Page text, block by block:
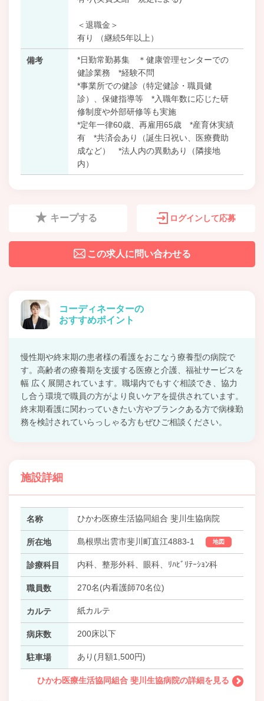
＜退職金＞
有り （継続5年以上）
備考
*日勤常勤募集 ＊健康管理センターでの
健診業務 *経験不問
*事業所での健診（特定健診・職員健
診）、保健指導等 *入職年数に応じた研
修制度や外部研修等も実施
*定年一律60歳、再雇用65歳 *産育休実績
有 *共済会あり（誕生日祝い、医療費助
成など） *法人内の異動あり（隣接地
内）
キープする ログインして応募
この求人に問い合わせる
コーディネーターの
おすすめポイント
慢性期や終末期の患者様の看護をおこなう療養型の病院で
す。高齢者の療養期を支援する医療と介護、福祉サービスを
幅 広く展開されています。職場内でもすぐ相談でき、協力
し合う環境で職員の方がより良いケアを提供されています。
終末期看護に関わっていきたい方やブランクある方で病棟勤
務を検討されていらっしゃる方もぜひご相談ください。
施設詳細
名称 ひかわ医療生活協同組合 斐川生協病院
所在地 島根県出雲市斐川町直江4883-1 地図
診療科目 内科、整形外科、眼科、ﾘﾊﾋﾞﾘﾃｰｼｮﾝ科
職員数 270名(内看護師70名位)
カルテ 紙カルテ
病床数 200床以下
駐車場 あり(月額1,500円)
ひかわ医療生活協同組合 斐川生協病院の詳細を見る